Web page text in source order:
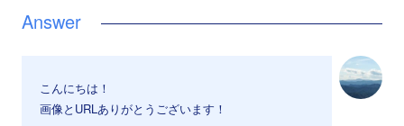
こんにちは！
画像とURLありがとうございます！